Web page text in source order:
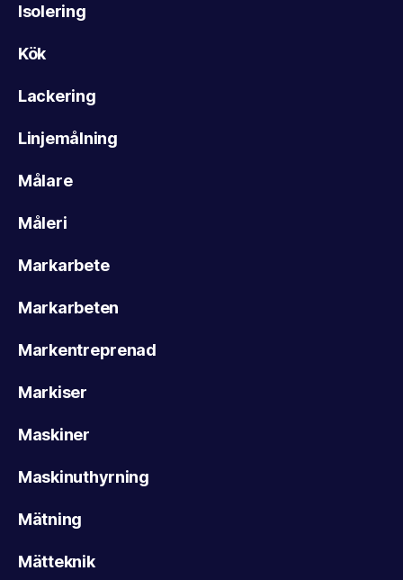
Isolering
Kök
Lackering
Linjemålning
Målare
Måleri
Markarbete
Markarbeten
Markentreprenad
Markiser
Maskiner
Maskinuthyrning
Mätning
Mätteknik